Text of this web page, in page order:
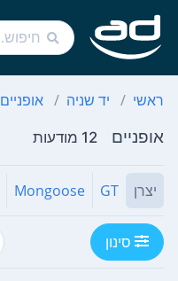
ראשי יד שניה אופניים
אופניים 12 מודעות
יצרן GT
Mongoose
סינון